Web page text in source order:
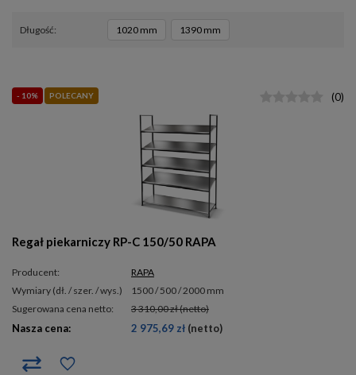
długość 1020 mm 1390 mm
- 10% POLECANY
Regał piekarniczy RP-C 150/50 RAPA
Producent:
RAPA
wymiary (dł. / szer. / wys.)
1500 / 500 / 2000 mm
Sugerowana cena netto:
3 310,00 zł(netto)
Nasza cena: 2 975,69 zł (netto)
(0)